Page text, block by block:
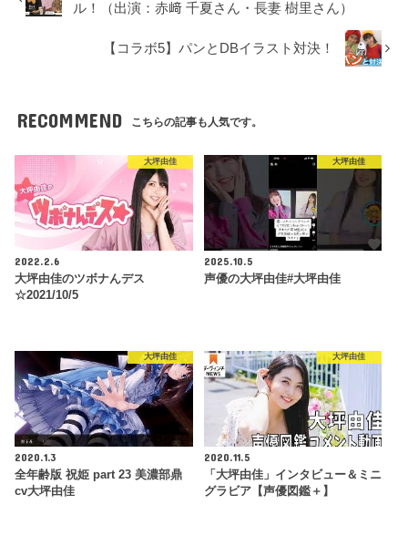
ル！（出演：赤﨑 千夏さん・長妻 樹里さん）
【コラボ5】パンとDBイラスト対決！
RECOMMEND こちらの記事も人気です。
大坪由佳
2022.2.6
大坪由佳のツボナんデス
☆2021/10/5
大坪由佳
2025.10.5
声優の大坪由佳#大坪由佳
大坪由佳
2020.1.3
全年齢版 祝姫 part 23 美濃部鼎
cv大坪由佳
大坪由佳
2020.11.5
「大坪由佳」インタビュー＆ミニ
グラビア【声優図鑑＋】